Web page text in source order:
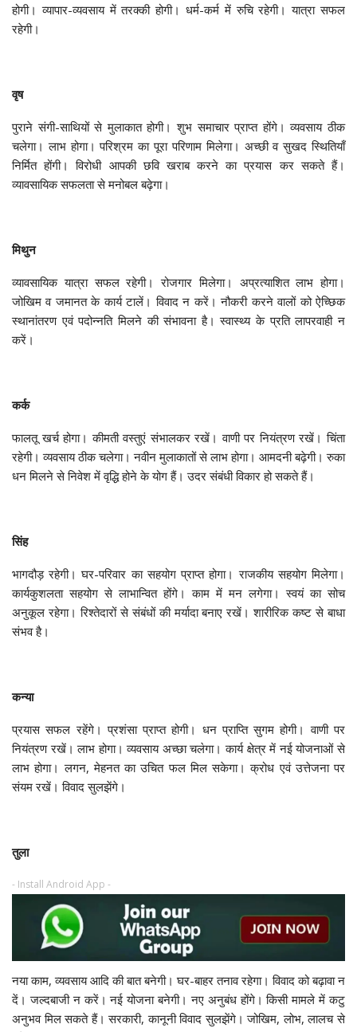
होगी। व्यापार-व्यवसाय में तरक्की होगी। धर्म-कर्म में रुचि रहेगी। यात्रा सफल
रहेगी।
वृष
पुराने संगी-साथियों से मुलाकात होगी। शुभ समाचार प्राप्त होंगे। व्यवसाय ठीक
चलेगा। लाभ होगा। परिश्रम का पूरा परिणाम मिलेगा। अच्छी व सुखद स्थितियाँ
निर्मित होंगी। विरोधी आपकी छवि खराब करने का प्रयास कर सकते हैं।
व्यावसायिक सफलता से मनोबल बढ़ेगा।
मिथुन
व्यावसायिक यात्रा सफल रहेगी। रोजगार मिलेगा। अप्रत्याशित लाभ होगा।
जोखिम व जमानत के कार्य टालें। विवाद न करें। नौकरी करने वालों को ऐच्छिक
स्थानांतरण एवं पदोन्नति मिलने की संभावना है। स्वास्थ्य के प्रति लापरवाही न
करें।
कर्क
फालतू खर्च होगा। कीमती वस्तुएं संभालकर रखें। वाणी पर नियंत्रण रखें। चिंता
रहेगी। व्यवसाय ठीक चलेगा। नवीन मुलाकातों से लाभ होगा। आमदनी बढ़ेगी। रुका
धन मिलने से निवेश में वृद्धि होने के योग हैं। उदर संबंधी विकार हो सकते हैं।
सिंह
भागदौड़ रहेगी। घर-परिवार का सहयोग प्राप्त होगा। राजकीय सहयोग मिलेगा।
कार्यकुशलता सहयोग से लाभान्वित होंगे। काम में मन लगेगा। स्वयं का सोच
अनुकूल रहेगा। रिश्तेदारों से संबंधों की मर्यादा बनाए रखें। शारीरिक कष्‍ट से बाधा
संभव है।
कन्या
प्रयास सफल रहेंगे। प्रशंसा प्राप्त होगी। धन प्राप्ति सुगम होगी। वाणी पर
नियंत्रण रखें। लाभ होगा। व्यवसाय अच्छा चलेगा। कार्य क्षेत्र में नई योजनाओं से
लाभ होगा। लगन, मेहनत का उचित फल मिल सकेगा। क्रोध एवं उत्तेजना पर
संयम रखें। विवाद सुलझेंगे।
तुला
- Install Android App -
नया काम, व्यवसाय आदि की बात बनेगी। घर-बाहर तनाव रहेगा। विवाद को बढ़ावा न
दें। जल्दबाजी न करें। नई योजना बनेगी। नए अनुबंध होंगे। किसी मामले में कटु
अनुभव मिल सकते हैं। सरकारी, कानूनी विवाद सुलझेंगे। जोखिम, लोभ, लालच से